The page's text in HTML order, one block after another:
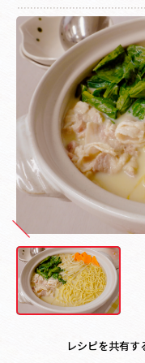
レシピを共有す